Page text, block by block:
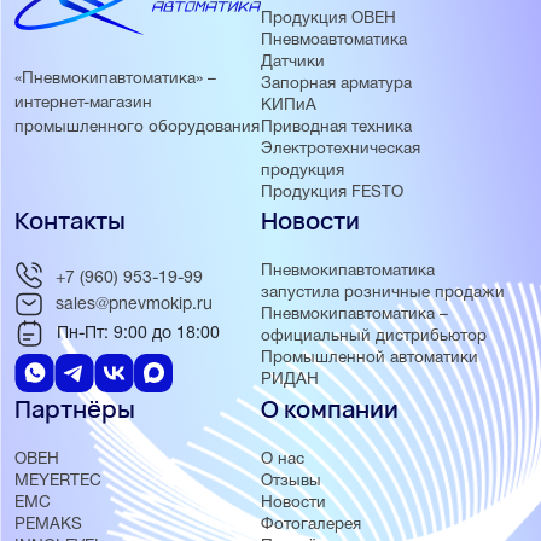
обмена
Продвинутые средства отладки и эмуляции
Множество библиотек, упрощающих разработку проекта
Отсутствие явных ограничений на число используемых
переменных, блоков и т.д
«Пневмокипавтоматика» –
интернет-магазин
промышленного оборудования
Продукция ОВЕН
Пневмоавтоматика
Датчики
Запорная арматура
КИПиА
Приводная техника
Электротехническая
продукция
Продукция FESTO
Новости
Пневмокипавтоматика
запустила розничные продажи
Пневмокипавтоматика –
официальный дистрибьютор
Промышленной автоматики
РИДАН
Партнёры
ОВЕН
MEYERTEC
EMC
PEMAKS
О компании
О нас
Отзывы
Новости
Фотогалерея
Контакты
+7 (960) 953-19-99
sales@pnevmokip.ru
Пн-Пт: 9:00 до 18:00